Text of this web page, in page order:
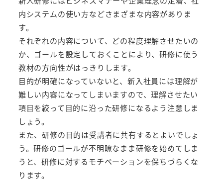
内システムの使い方などさまざまな内容がありま
す。
それぞれの内容について、どの程度理解させたいの
か、ゴールを設定しておくことにより、研修に使う
教材の方向性がはっきりします。
目的が明確になっていないと、新入社員には理解が
難しい内容になってしまいますので、理解させたい
項目を絞って目的に沿った研修になるよう注意しま
しょう。
また、研修の目的は受講者に共有するとよいでしょ
う。研修のゴールが不明瞭なまま研修を始めてしま
うと、研修に対するモチベーションを保ちづらくな
ります。